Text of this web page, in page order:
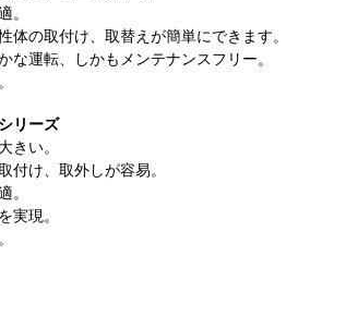
。
の取付け、取替えが簡単にできます。
運転、しかもメンテナンスフリー。
リーズ
きい。
け、取外しが容易。
。
実現。